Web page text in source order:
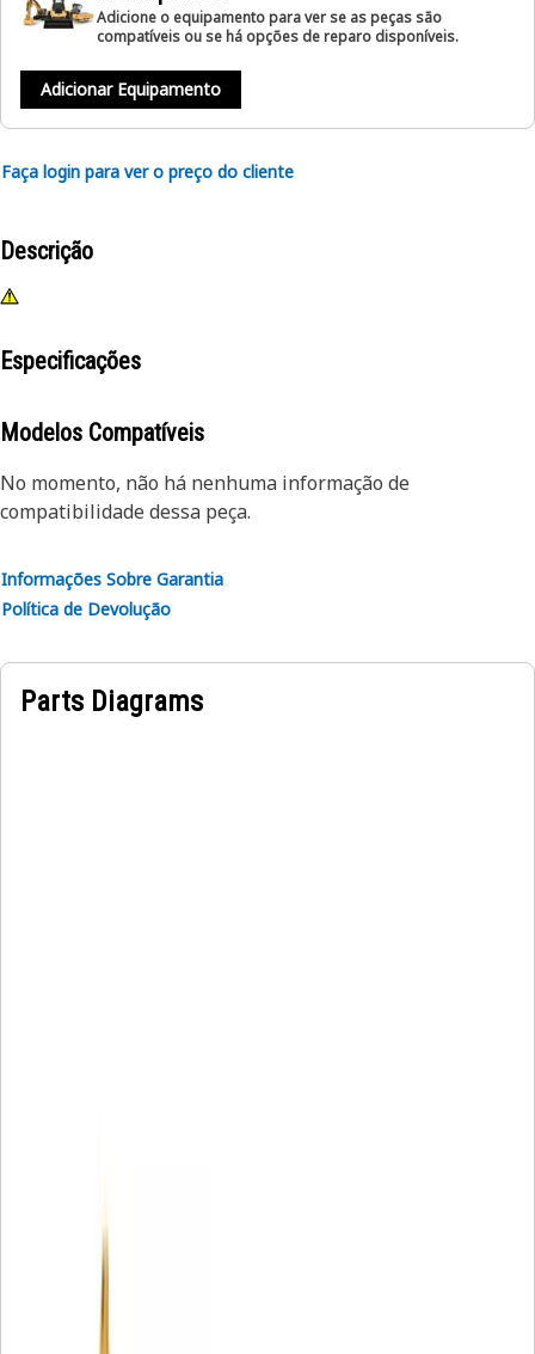
Adicione o equipamento para ver se as peças são
compatíveis ou se há opções de reparo disponíveis.
Adicionar Equipamento
Faça login para ver o preço do cliente
Descrição
Especificações
Modelos Compatíveis
No momento, não há nenhuma informação de
compatibilidade dessa peça.
Informações Sobre Garantia
Política de Devolução
Parts Diagrams